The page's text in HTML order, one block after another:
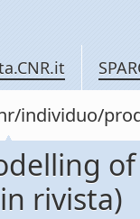
individuo/
rivista)